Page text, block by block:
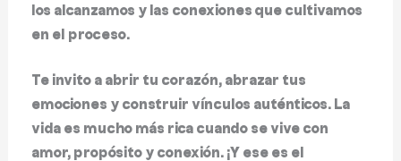
los alcanzamos y las conexiones que cultivamos
en el proceso.
Te invito a abrir tu corazón, abrazar tus
emociones y construir vínculos auténticos. La
vida es mucho más rica cuando se vive con
amor, propósito y conexión. ¡Y ese es el